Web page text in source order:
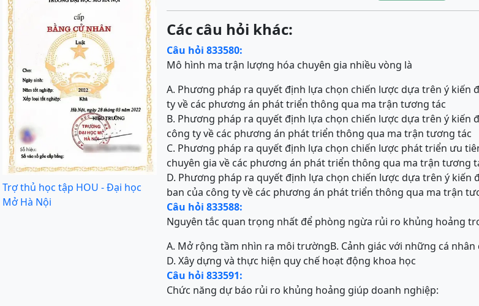
Trợ thủ học tập HOU - Đại học
Mở Hà Nội
Các câu hỏi khác:
Câu hỏi 833580:
Mô hình ma trận lượng hóa chuyên gia nhiều vòng là
A. Phương pháp ra quyết định lựa chọn chiến lược dựa trên ý kiến
ty về các phương án phát triển thông qua ma trận tương tác
B. Phương pháp ra quyết định lựa chọn chiến lược dựa trên ý kiến
công ty về các phương án phát triển thông qua ma trận tương tác
C. Phương pháp ra quyết định lựa chọn chiến lược phát triển ưu
chuyên gia về các phương án phát triển thông qua ma trận tương
D. Phương pháp ra quyết định lựa chọn chiến lược dựa trên ý kiến
ban của công ty về các phương án phát triển thông qua ma trận
Câu hỏi 833588:
Nguyên tắc quan trọng nhất để phòng ngừa rủi ro khủng hoảng
A. Mở rộng tầm nhìn ra môi trườngB. Cảnh giác với những cá nhân
D. Xây dựng và thực hiện quy chế hoạt động khoa học
Câu hỏi 833591:
Chức năng dự báo rủi ro khủng hoảng giúp doanh nghiệp: